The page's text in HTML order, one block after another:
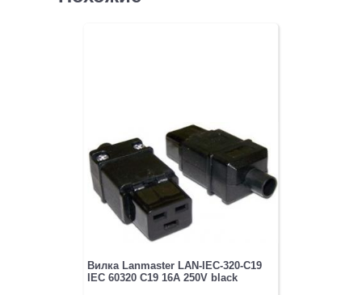
Вилка Lanmaster LAN-IEC-320-C19
IEC 60320 C19 16A 250V black